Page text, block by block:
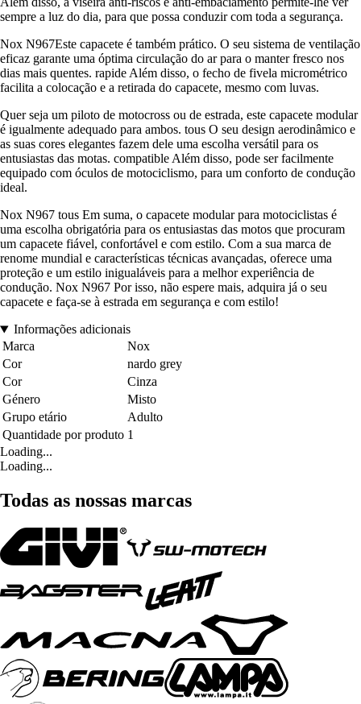
sempre a luz do dia, para que possa conduzir com toda a segurança.
Nox N967Este capacete é também prático. O seu sistema de ventilação
eficaz garante uma óptima circulação do ar para o manter fresco nos
dias mais quentes. rapide Além disso, o fecho de fivela micrométrico
facilita a colocação e a retirada do capacete, mesmo com luvas.
Quer seja um piloto de motocross ou de estrada, este capacete modular
é igualmente adequado para ambos. tous O seu design aerodinâmico e
as suas cores elegantes fazem dele uma escolha versátil para os
entusiastas das motas. compatible Além disso, pode ser facilmente
equipado com óculos de motociclismo, para um conforto de condução
ideal.
Nox N967 tous Em suma, o capacete modular para motociclistas é
uma escolha obrigatória para os entusiastas das motos que procuram
um capacete fiável, confortável e com estilo. Com a sua marca de
renome mundial e características técnicas avançadas, oferece uma
proteção e um estilo inigualáveis para a melhor experiência de
condução. Nox N967 Por isso, não espere mais, adquira já o seu
capacete e faça-se à estrada em segurança e com estilo!
Informações adicionais
Marca
Nox
Cor
nardo grey
Cor
Cinza
Género
Misto
Grupo etário
Adulto
Quantidade por produto 1
Loading...
Loading...
Todas as nossas marcas